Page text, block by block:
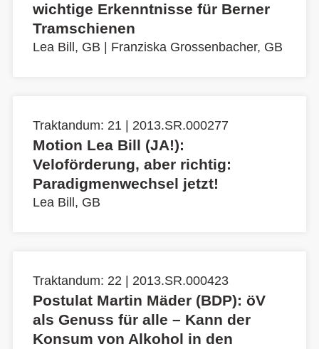
wichtige Erkenntnisse für Berner
Tramschienen
Lea Bill, GB Franziska Grossenbacher, GB
Traktandum: 21 | 2013.SR.000277
Motion Lea Bill (JA!):
Veloförderung, aber richtig:
Paradigmenwechsel jetzt!
Lea Bill, GB
Traktandum: 22 | 2013.SR.000423
Postulat Martin Mäder (BDP): öV
als Genuss für alle – Kann der
Konsum von Alkohol in den